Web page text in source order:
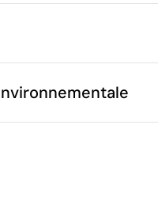
34 g
Non-tissé